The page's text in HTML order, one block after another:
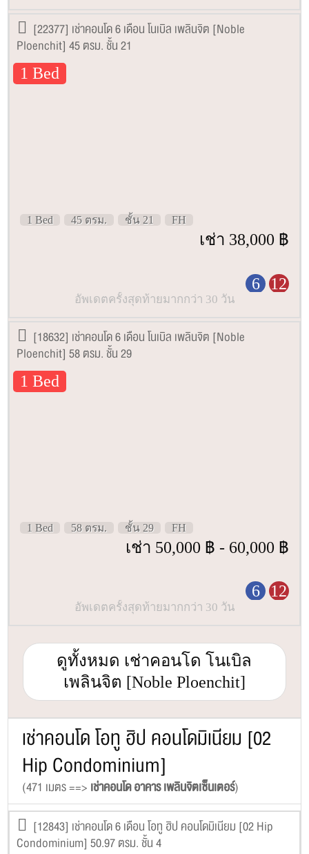
[22377] เช่าคอนโด 6 เดือน โนเบิล เพลินจิต [Noble
Ploenchit] 45 ตรม. ชั้น 21
1 Bed
1 Bed 45 ตรม. ชั้น 21 FH
เช่า 38,000 ฿
6 12
อัพเดตครั้งสุดท้ายมากกว่า 30 วัน
[18632] เช่าคอนโด 6 เดือน โนเบิล เพลินจิต [Noble
Ploenchit] 58 ตรม. ชั้น 29
1 Bed
1 Bed 58 ตรม. ชั้น 29 FH
เช่า 50,000 ฿ - 60,000 ฿
6 12
อัพเดตครั้งสุดท้ายมากกว่า 30 วัน
ดูทั้งหมด เช่าคอนโด โนเบิล
เพลินจิต [Noble Ploenchit]
เช่าคอนโด โอทู ฮิป คอนโดมิเนียม [02
Hip Condominium]
(471 เมตร ==> เช่าคอนโด อาคาร เพลินจิตเซ็นเตอร์)
[12843] เช่าคอนโด 6 เดือน โอทู ฮิป คอนโดมิเนียม [02 Hip
Condominium] 50.97 ตรม. ชั้น 4